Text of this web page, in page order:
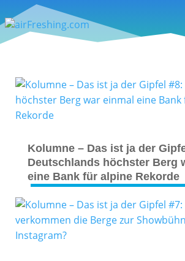
Kolumne – Das ist ja der
Deutschlands höchster Berg
eine Bank für alpine Rekorde